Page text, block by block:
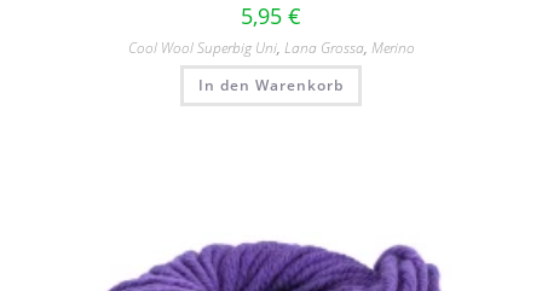
5,95 €
Cool Wool Superbig Uni, Lana Grossa, Merino
In den Warenkorb